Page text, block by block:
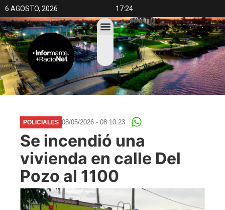
6 AGOSTO, 2026 17:24
POLICIALES 08/05/2026 - 08:10:23
Se incendió una
vivienda en calle Del
Pozo al 1100